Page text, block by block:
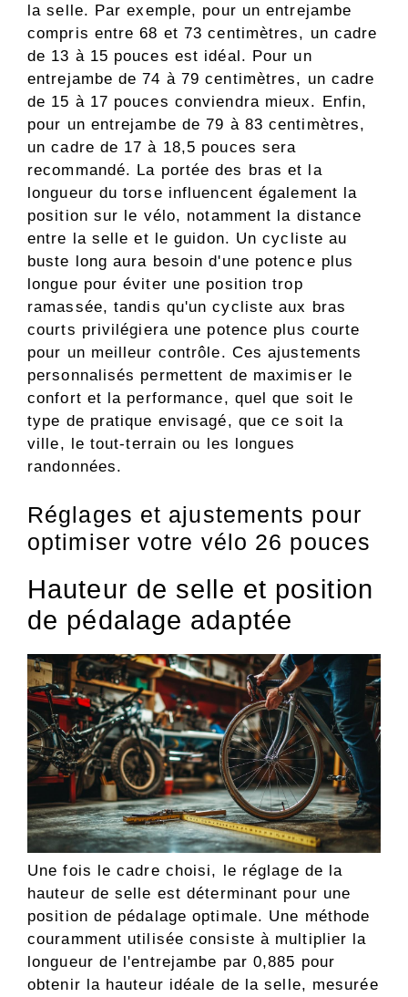
la selle. Par exemple, pour un entrejambe
compris entre 68 et 73 centimètres, un cadre
de 13 à 15 pouces est idéal. Pour un
entrejambe de 74 à 79 centimètres, un cadre
de 15 à 17 pouces conviendra mieux. Enfin,
pour un entrejambe de 79 à 83 centimètres,
un cadre de 17 à 18,5 pouces sera
recommandé. La portée des bras et la
longueur du torse influencent également la
position sur le vélo, notamment la distance
entre la selle et le guidon. Un cycliste au
buste long aura besoin d'une potence plus
longue pour éviter une position trop
ramassée, tandis qu'un cycliste aux bras
courts privilégiera une potence plus courte
pour un meilleur contrôle. Ces ajustements
personnalisés permettent de maximiser le
confort et la performance, quel que soit le
type de pratique envisagé, que ce soit la
ville, le tout-terrain ou les longues
randonnées.
Réglages et ajustements pour
optimiser votre vélo 26 pouces
Hauteur de selle et position
de pédalage adaptée
Une fois le cadre choisi, le réglage de la
hauteur de selle est déterminant pour une
position de pédalage optimale. Une méthode
couramment utilisée consiste à multiplier la
longueur de l'entrejambe par 0,885 pour
obtenir la hauteur idéale de la selle, mesurée